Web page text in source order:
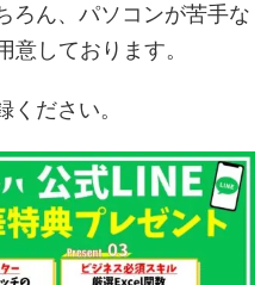
ろん、パソコンが苦手な
意しております。
ください。